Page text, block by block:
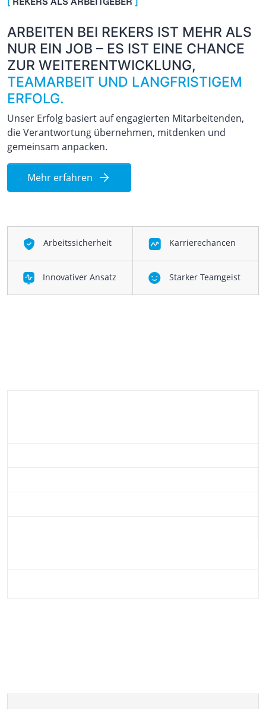
ARBEITEN BEI REKERS IST MEHR ALS
NUR EIN JOB – ES IST EINE CHANCE
ZUR WEITERENTWICKLUNG,
TEAMARBEIT UND LANGFRISTIGEM
ERFOLG.
Unser Erfolg basiert auf engagierten Mitarbeitenden,
die Verantwortung übernehmen, mitdenken und
gemeinsam anpacken.
Mehr erfahren
Arbeitssicherheit Karrierechancen
Innovativer Ansatz Starker Teamgeist